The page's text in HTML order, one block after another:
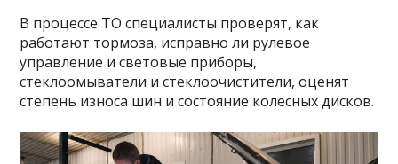
В процессе ТО специалисты проверят, как
работают тормоза, исправно ли рулевое
управление и световые приборы,
стеклоомыватели и стеклоочистители, оценят
степень износа шин и состояние колесных дисков.